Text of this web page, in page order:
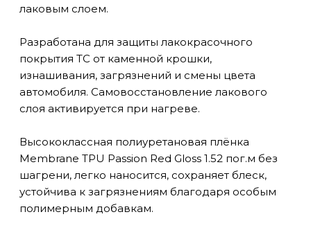
лаковым слоем.
Разработана для защиты лакокрасочного
покрытия ТС от каменной крошки,
изнашивания, загрязнений и смены цвета
автомобиля. Самовосстановление лакового
слоя активируется при нагреве.
Высококлассная полиуретановая плёнка
Membrane TPU Passion Red Gloss 1.52 пог.м без
шагрени, легко наносится, сохраняет блеск,
устойчива к загрязнениям благодаря особым
полимерным добавкам.